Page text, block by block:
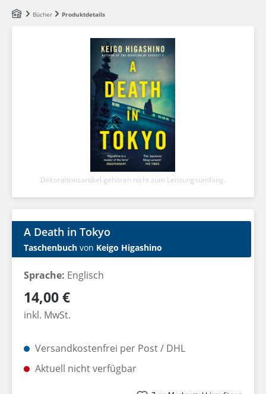
Zum Hauptinhalt springen
Bücher Produktdetails
Dekorationsartikel gehören nicht zum Leistungsumfang.
A Death in Tokyo
Taschenbuch von Keigo Higashino
Sprache: Englisch
Regulärer Preis:
14,00 €
inkl. MwSt.
Versandkostenfrei per Post / DHL
Aktuell nicht verfügbar